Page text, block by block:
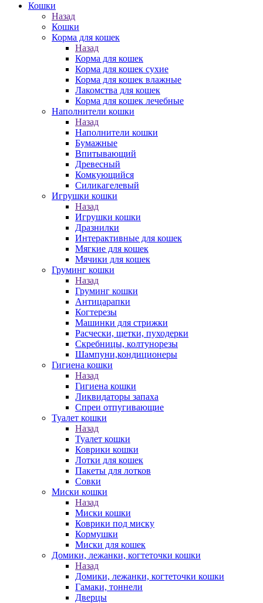
Кошки
Назад
Кошки
Корма для кошек
Назад
Корма для кошек
Корма для кошек сухие
Корма для кошек влажные
Лакомства для кошек
Корма для кошек лечебные
Наполнители кошки
Назад
Наполнители кошки
Бумажные
Впитывающий
Древесный
Комкующийся
Силикагелевый
Игрушки кошки
Назад
Игрушки кошки
Дразнилки
Интерактивные для кошек
Мягкие для кошек
Мячики для кошек
Груминг кошки
Назад
Груминг кошки
Антицарапки
Когтерезы
Машинки для стрижки
Расчески, щетки, пуходерки
Скребницы, колтунорезы
Шампуни,кондиционеры
Гигиена кошки
Назад
Гигиена кошки
Ликвидаторы запаха
Спреи отпугивающие
Туалет кошки
Назад
Туалет кошки
Коврики кошки
Лотки для кошек
Пакеты для лотков
Совки
Миски кошки
Назад
Миски кошки
Коврики под миску
Кормушки
Миски для кошек
Домики, лежанки, когтеточки кошки
Назад
Домики, лежанки, когтеточки кошки
Гамаки, тоннели
Дверцы